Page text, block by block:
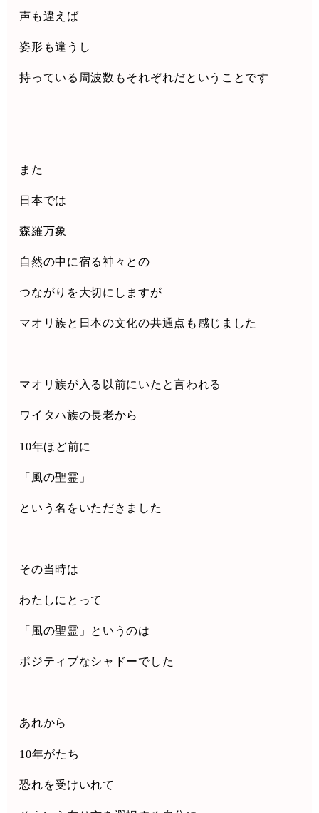
声も違えば
姿形も違うし
持っている周波数もそれぞれだということです
また
日本では
森羅万象
自然の中に宿る神々との
つながりを大切にしますが
マオリ族と日本の文化の共通点も感じました
マオリ族が入る以前にいたと言われる
ワイタハ族の長老から
10年ほど前に
「風の聖霊」
という名をいただきました
その当時は
わたしにとって
「風の聖霊」というのは
ポジティブなシャドーでした
あれから
10年がたち
恐れを受けいれて